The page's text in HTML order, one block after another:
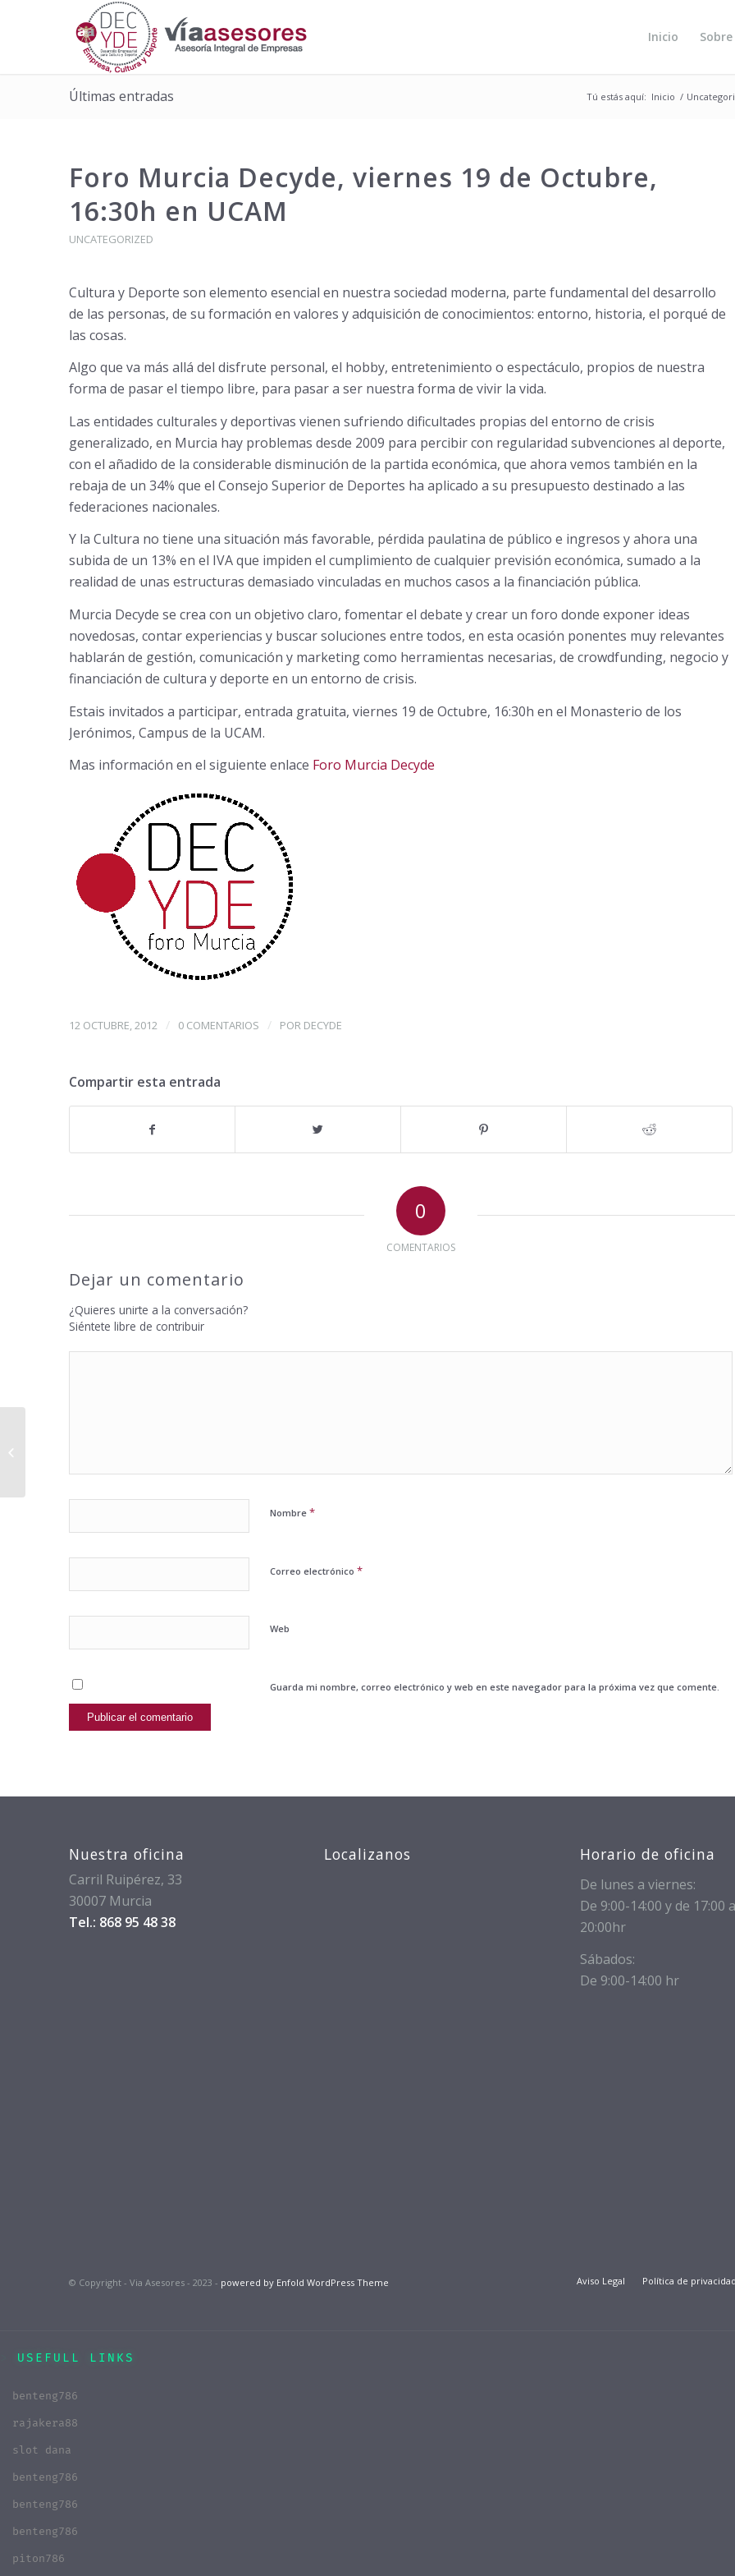
Inicio
Últimas entradas Tú estás aquí: Inicio /
Foro Murcia Decyde, viernes 19 de Octubre,
16:30h en UCAM
UNCATEGORIZED
Cultura y Deporte son elemento esencial en nuestra sociedad moderna, parte fundamental del desarrollo
de las personas, de su formación en valores y adquisición de conocimientos: entorno, historia, el porqué de
las cosas.
Algo que va más allá del disfrute personal, el hobby, entretenimiento o espectáculo, propios de nuestra
forma de pasar el tiempo libre, para pasar a ser nuestra forma de vivir la vida.
Las entidades culturales y deportivas vienen sufriendo dificultades propias del entorno de crisis
generalizado, en Murcia hay problemas desde 2009 para percibir con regularidad subvenciones al deporte,
con el añadido de la considerable disminución de la partida económica, que ahora vemos también en la
rebaja de un 34% que el Consejo Superior de Deportes ha aplicado a su presupuesto destinado a las
federaciones nacionales.
Y la Cultura no tiene una situación más favorable, pérdida paulatina de público e ingresos y ahora una
subida de un 13% en el IVA que impiden el cumplimiento de cualquier previsión económica, sumado a la
realidad de unas estructuras demasiado vinculadas en muchos casos a la financiación pública.
Murcia Decyde se crea con un objetivo claro, fomentar el debate y crear un foro donde exponer ideas
novedosas, contar experiencias y buscar soluciones entre todos, en esta ocasión ponentes muy relevantes
hablarán de gestión, comunicación y marketing como herramientas necesarias, de crowdfunding, negocio y
financiación de cultura y deporte en un entorno de crisis.
Estais invitados a participar, entrada gratuita, viernes 19 de Octubre, 16:30h en el Monasterio de los
Jerónimos, Campus de la UCAM.
Mas información en el siguiente enlace Foro Murcia Decyde
12 OCTUBRE, 2012 / 0 COMENTARIOS / POR DECYDE
Compartir esta entrada
0
COMENTARIOS
Dejar un comentario
¿Quieres unirte a la conversación?
Siéntete libre de contribuir
Nombre *
Correo electrónico *
Web
Guarda mi nombre, correo electrónico y web en este navegador para la próxima vez que comente.
Nuestra oficina
Carril Ruipérez, 33
30007 Murcia
Tel.: 868 95 48 38
Localizanos Horario de oficina
De lunes a viernes:
De 9:00-14:00 y de 17:00 a
20:00hr
Sábados:
De 9:00-14:00 hr
© Copyright - Via Asesores - 2023 - powered by Enfold WordPress Theme Aviso Legal Política de privacidad
USEFULL LINKS
benteng786
rajakera88
slot dana
benteng786
benteng786
benteng786
piton786